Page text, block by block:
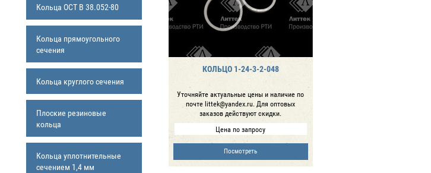
Кольца ОСТ В 38.052-80
Кольца прямоугольного
сечения
Кольца круглого сечения
Плоские резиновые
кольца
Кольца уплотнительные
сечением 1,4 мм
КОЛЬЦО 1-24-3-2-048
Уточняйте актуальные цены и наличие по
почте littek@yandex.ru. Для оптовых
заказов действуют скидки.
Цена по запросу
Посмотреть